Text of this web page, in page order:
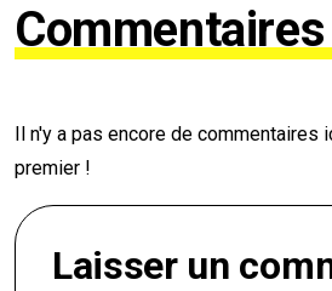
Il n'y a pas encore de
premier !
Laisser un